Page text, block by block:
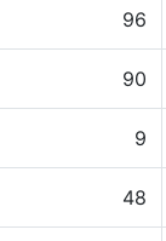
96
90
9
48